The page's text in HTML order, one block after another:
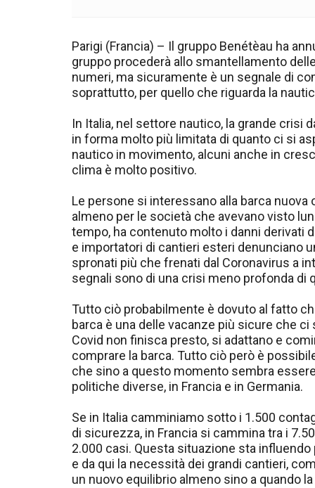
Parigi (Francia) – Il gruppo Benétèau ha
gruppo procederà allo smantellamento
numeri, ma sicuramente è un segnale di
soprattutto, per quello che riguarda la
In Italia, nel settore nautico, la grande crisi
in forma molto più limitata di quanto ci si
nautico in movimento, alcuni anche in
clima è molto positivo.
Le persone si interessano alla barca
almeno per le società che avevano visto
tempo, ha contenuto molto i danni derivati
e importatori di cantieri esteri denunciano
spronati più che frenati dal Coronavirus a
segnali sono di una crisi meno profonda di
Tutto ciò probabilmente è dovuto al fatto
barca è una delle vacanze più sicure che
Covid non finisca presto, si adattano e
comprare la barca. Tutto ciò però è
che sino a questo momento sembra
politiche diverse, in Francia e in Germania.
Se in Italia camminiamo sotto i 1.500
di sicurezza, in Francia si cammina tra i
2.000 casi. Questa situazione sta
e da qui la necessità dei grandi cantieri,
un nuovo equilibrio almeno sino a quando